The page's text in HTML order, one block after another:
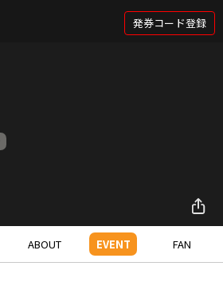
発券コード登録
ABOUT EVENT FAN